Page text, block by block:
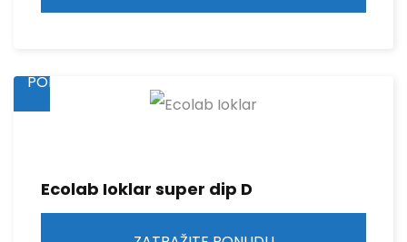
PONUDU
Ecolab Ioklar super dip D